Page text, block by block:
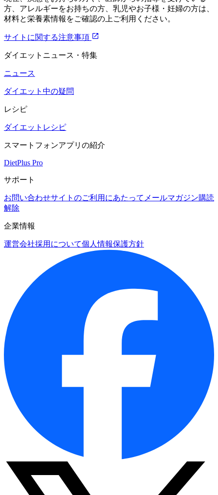
方、アレルギーをお持ちの方、乳児やお子様・妊婦の方は、
材料と栄養素情報をご確認の上ご利用ください。
サイトに関する注意事項
ダイエットニュース・特集
ニュース
ダイエット中の疑問
レシピ
ダイエットレシピ
スマートフォンアプリの紹介
DietPlus Pro
サポート
お問い合わせサイトのご利用にあたって メールマガジン購読
解除
企業情報
運営会社採用について個人情報保護方針